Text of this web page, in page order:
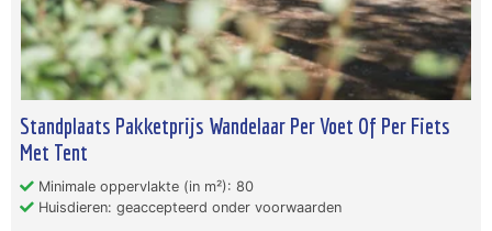
Standplaats Pakketprijs Wandelaar Per Voet Of Per Fiets
Met Tent
Minimale oppervlakte (in m²): 80
Huisdieren: geaccepteerd onder voorwaarden